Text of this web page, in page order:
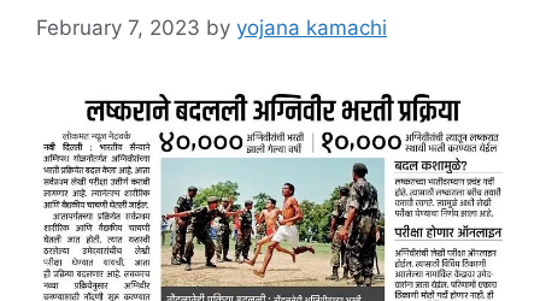
February 7, 2023 by yojana kamachi